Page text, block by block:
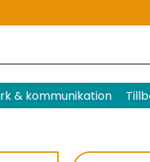
& kommunikation